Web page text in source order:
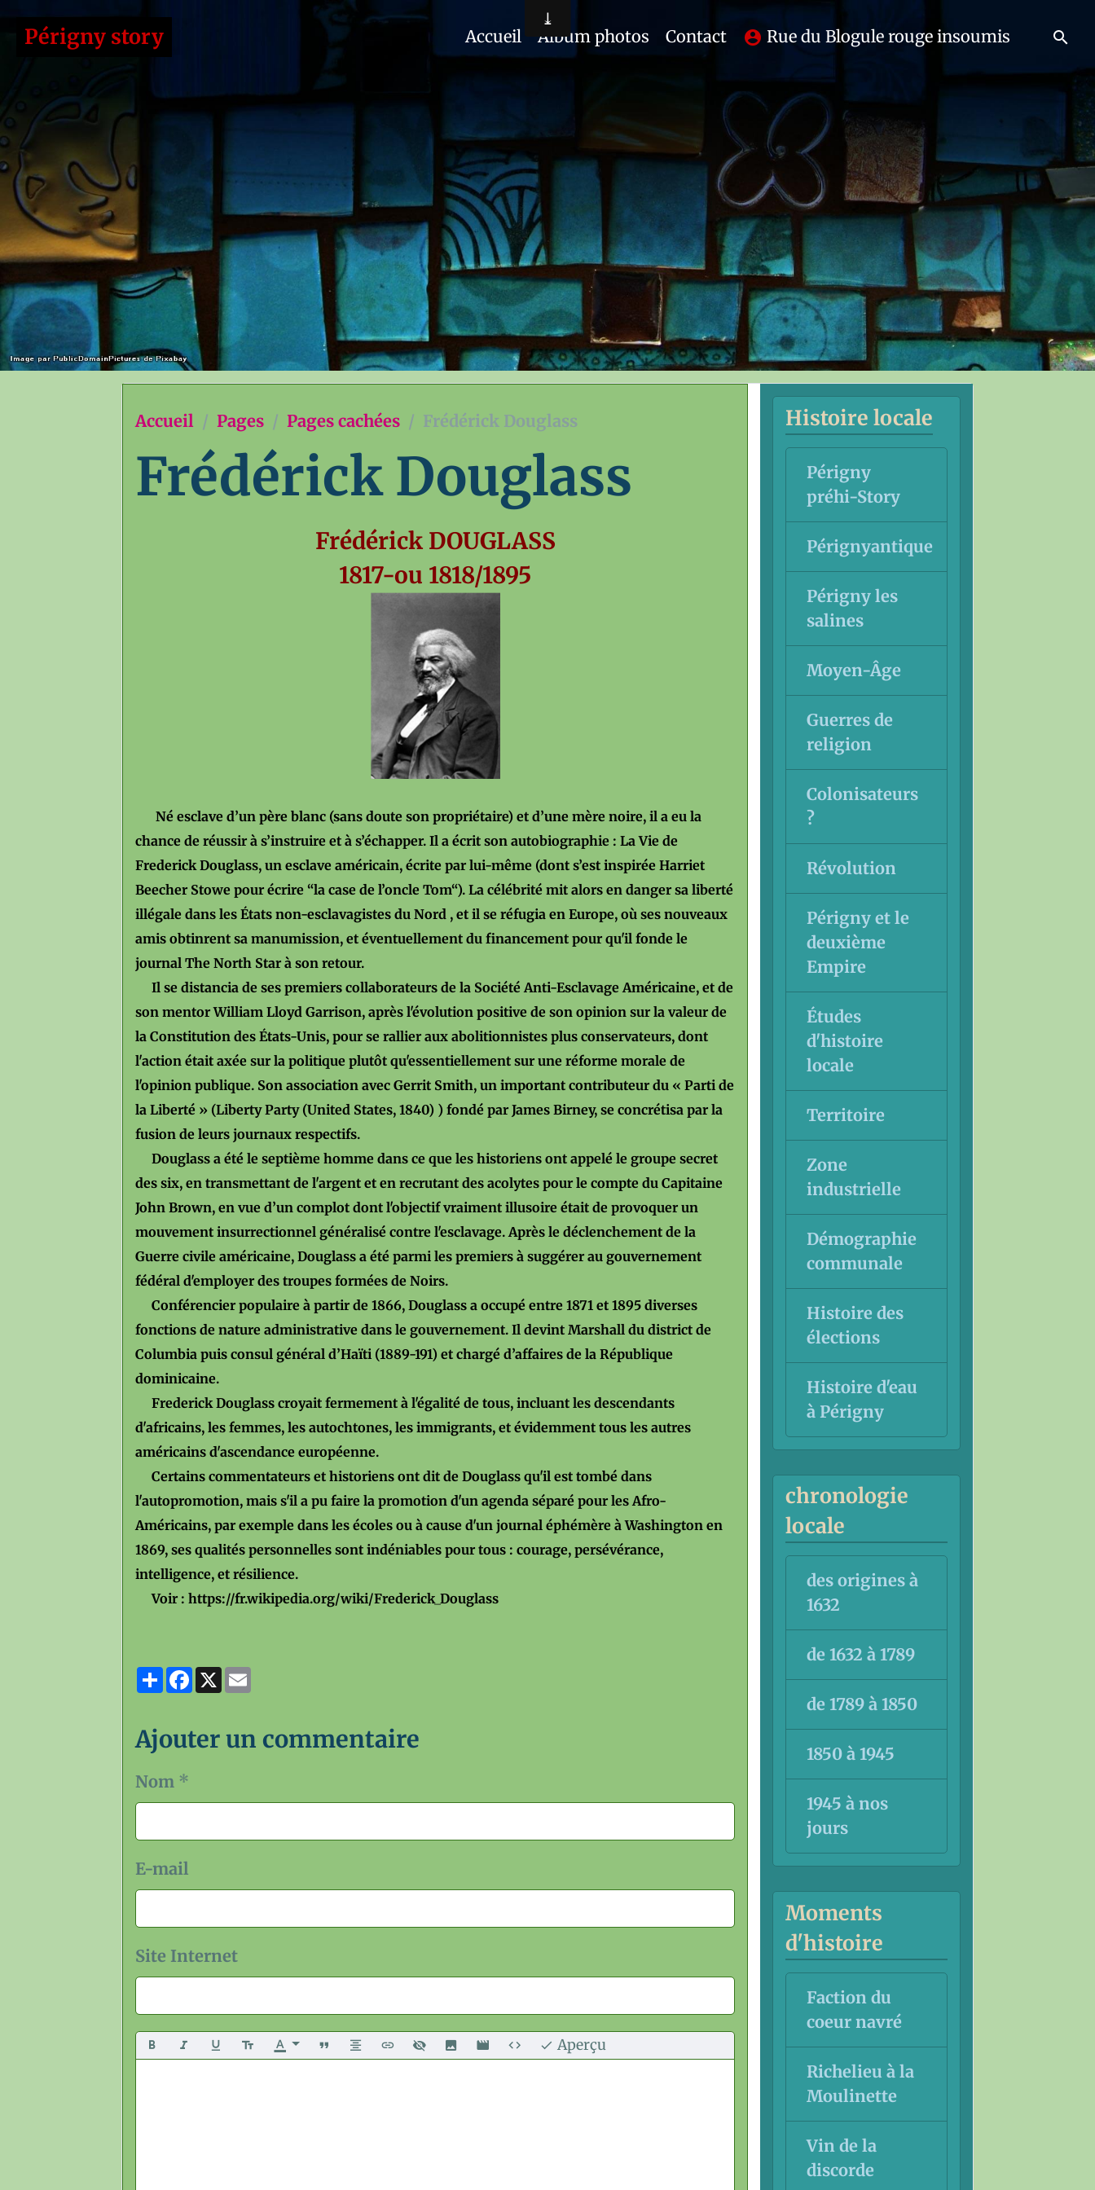
Périgny story Accueil Album photos Contact Rue du Blogule rouge insoumis
Accueil Pages Pages cachées Frédérick Douglass
Frédérick Douglass
Frédérick DOUGLASS
1817-ou 1818/1895
Né esclave d’un père blanc (sans doute son propriétaire) et d’une mère noire, il a eu la
chance de réussir à s’instruire et à s’échapper. Il a écrit son autobiographie : La Vie de
Frederick Douglass, un esclave américain, écrite par lui-même (dont s’est inspirée Harriet
Beecher Stowe pour écrire “la case de l’oncle Tom“). La célébrité mit alors en danger sa liberté
illégale dans les États non-esclavagistes du Nord , et il se réfugia en Europe, où ses nouveaux
amis obtinrent sa manumission, et éventuellement du financement pour qu'il fonde le
journal The North Star à son retour.
Il se distancia de ses premiers collaborateurs de la Société Anti-Esclavage Américaine, et de
son mentor William Lloyd Garrison, après l'évolution positive de son opinion sur la valeur de
la Constitution des États-Unis, pour se rallier aux abolitionnistes plus conservateurs, dont
l'action était axée sur la politique plutôt qu'essentiellement sur une réforme morale de
l'opinion publique. Son association avec Gerrit Smith, un important contributeur du « Parti de
la Liberté » (Liberty Party (United States, 1840) ) fondé par James Birney, se concrétisa par la
fusion de leurs journaux respectifs.
Douglass a été le septième homme dans ce que les historiens ont appelé le groupe secret
des six, en transmettant de l'argent et en recrutant des acolytes pour le compte du Capitaine
John Brown, en vue d’un complot dont l'objectif vraiment illusoire était de provoquer un
mouvement insurrectionnel généralisé contre l'esclavage. Après le déclenchement de la
Guerre civile américaine, Douglass a été parmi les premiers à suggérer au gouvernement
fédéral d'employer des troupes formées de Noirs.
Conférencier populaire à partir de 1866, Douglass a occupé entre 1871 et 1895 diverses
fonctions de nature administrative dans le gouvernement. Il devint Marshall du district de
Columbia puis consul général d’Haïti (1889-191) et chargé d’affaires de la République
dominicaine.
Frederick Douglass croyait fermement à l'égalité de tous, incluant les descendants
d'africains, les femmes, les autochtones, les immigrants, et évidemment tous les autres
américains d'ascendance européenne.
Certains commentateurs et historiens ont dit de Douglass qu'il est tombé dans
l'autopromotion, mais s'il a pu faire la promotion d'un agenda séparé pour les Afro-
Américains, par exemple dans les écoles ou à cause d'un journal éphémère à Washington en
1869, ses qualités personnelles sont indéniables pour tous : courage, persévérance,
intelligence, et résilience.
Voir : https://fr.wikipedia.org/wiki/Frederick_Douglass
Partager
Facebook
X
Ajouter un commentaire
Nom
E-mail
Site Internet
Aperçu
Histoire locale
Périgny
préhi-Story
Pérignyantique
Périgny les
salines
Moyen-Âge
Guerres de
religion
Colonisateurs
?
Révolution
Périgny et le
deuxième
Empire
Études
d'histoire
locale
Territoire
Zone
industrielle
Démographie
communale
Histoire des
élections
Histoire d'eau
à Périgny
chronologie
locale
des origines à
1632
de 1632 à 1789
de 1789 à 1850
1850 à 1945
1945 à nos
jours
Moments
d'histoire
Faction du
coeur navré
Richelieu à la
Moulinette
Vin de la
discorde